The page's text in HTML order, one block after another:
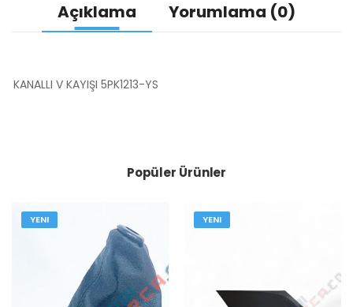
Açıklama Yorumlama (0)
KANALLI V KAYIŞI 5PK1213-YS
Popüler Ürünler
YENI YENI